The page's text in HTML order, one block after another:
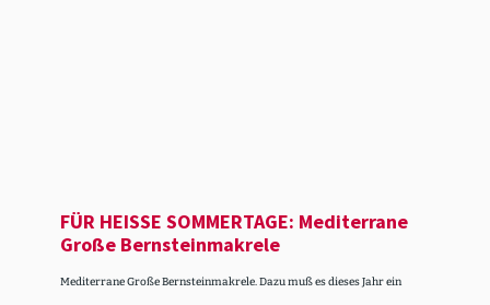
FÜR HEISSE SOMMERTAGE: Mediterrane
Große Bernstein­ma­krele
Mediterrane Große Bernsteinmakrele. Dazu muß es dieses Jahr ein